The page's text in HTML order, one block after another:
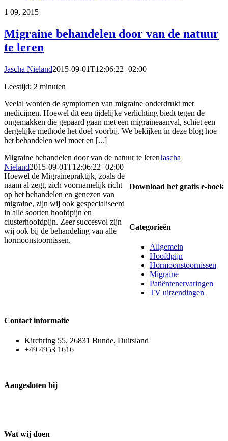
1 09, 2015
Migraine behandelen door van de natuur
te leren
Jascha Nieland2015-09-01T12:06:22+02:00
Leestijd: 2 minuten
Veelal worden de symptomen van migraine onderdrukt met
medicijnen. Hoewel dit een tijdelijke verlichting biedt tegen de
ongemakken die gepaard gaan met een migraineaanval, schiet een
dergelijke methode het doel voorbij. We bekijken in deze blog hoe
het behandelen wel moet en [...]
Migraine behandelen door van de natuur te lerenJascha
Nieland2015-09-01T12:06:22+02:00
Download het gratis e-boek
Categorieën
Allgemein
Hoofdpijn
Hormoonstoornissen
Migraine
Patiëntenervaringen
TV uitzendingen
Hoewel de Migrainepraktijk, zoals de
naam al zegt, zich voornamelijk richt
op het behandelen en genezen van
migraine, zijn wij ook gespecialiseerd
in alle soorten hoofdpijn en
clusterhoofdpijn. Zeer succesvol zijn
wij ook bij de behandeling van alle
hormoonstoornissen.
Contact informatie
Kirchring 55, 26831 Bunde, Duitsland
+49 4953 1616
Aangesloten bij
Wat wij doen